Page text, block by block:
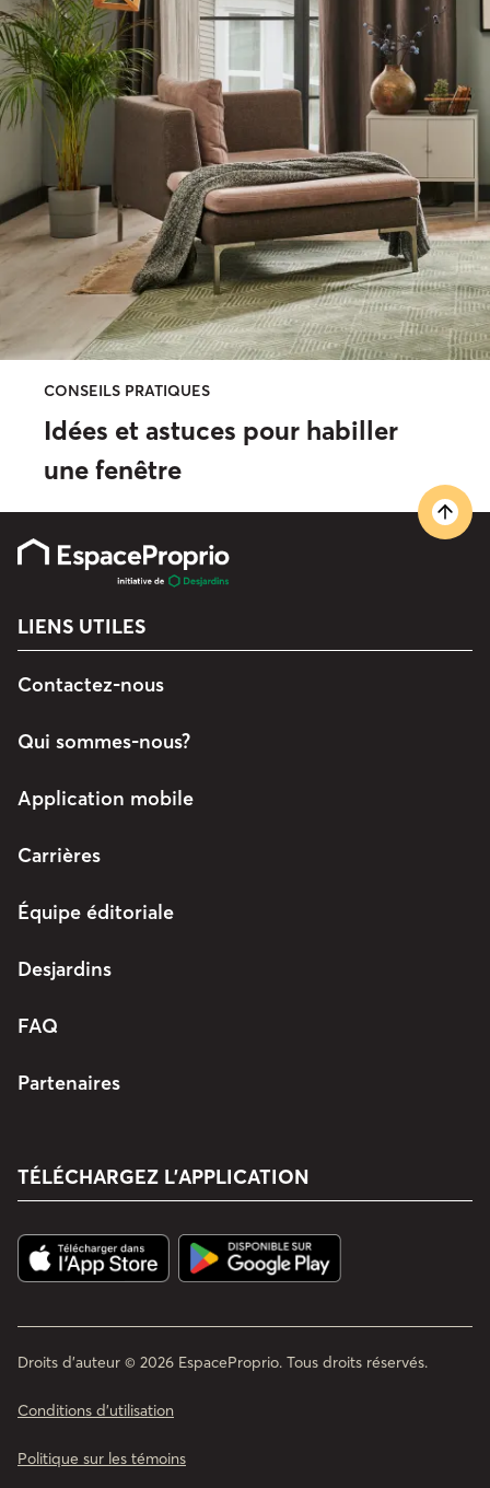
CONSEILS PRATIQUES
Idées et astuces pour habiller
une fenêtre
LIENS UTILES
Contactez-nous
Qui sommes-nous?
Application mobile
Carrières
Équipe éditoriale
Desjardins
FAQ
Partenaires
TÉLÉCHARGEZ L’APPLICATION
Droits d'auteur © 2026 EspaceProprio. Tous droits réservés.
Conditions d’utilisation
Politique sur les témoins